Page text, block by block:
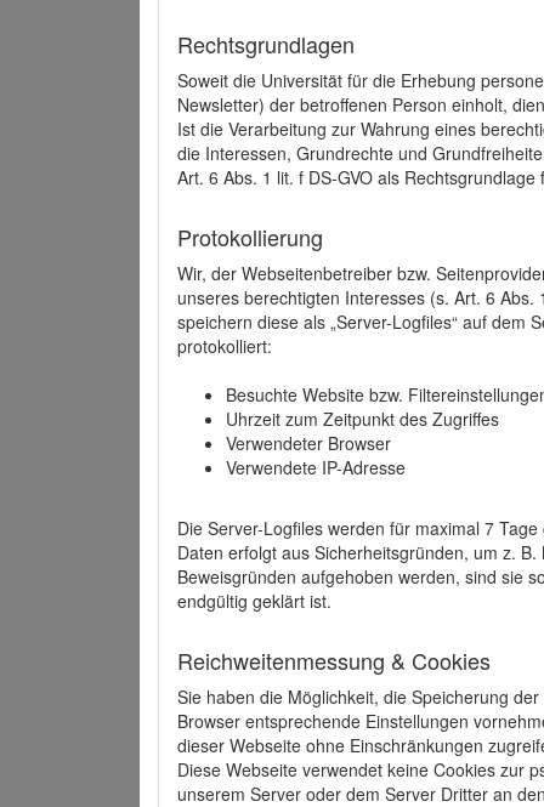
Rechtsgrundlagen
Soweit die Universität für die Erhebung
Newsletter) der betroffenen Person einholt,
Ist die Verarbeitung zur Wahrung eines
die Interessen, Grundrechte und
Art. 6 Abs. 1 lit. f DS-GVO als
Protokollierung
Wir, der Webseitenbetreiber bzw.
unseres berechtigten Interesses (s. Art. 6
speichern diese als „Server-Logfiles“ auf dem
protokolliert:
Besuchte Website bzw.
Uhrzeit zum Zeitpunkt des Zugriffes
Verwendeter Browser
Verwendete IP-Adresse
Die Server-Logfiles werden für maximal 7
Daten erfolgt aus Sicherheitsgründen, um z.
Beweisgründen aufgehoben werden, sind sie
endgültig geklärt ist.
Reichweitenmessung & Cookies
Sie haben die Möglichkeit, die Speicherung
Browser entsprechende Einstellungen
dieser Webseite ohne Einschränkungen
Diese Webseite verwendet keine Cookies zur
unserem Server oder dem Server Dritter an